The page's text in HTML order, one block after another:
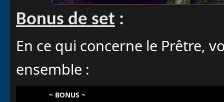
Bonus de set :
En ce qui concerne le Prêtre,
ensemble :
~ BONUS ~